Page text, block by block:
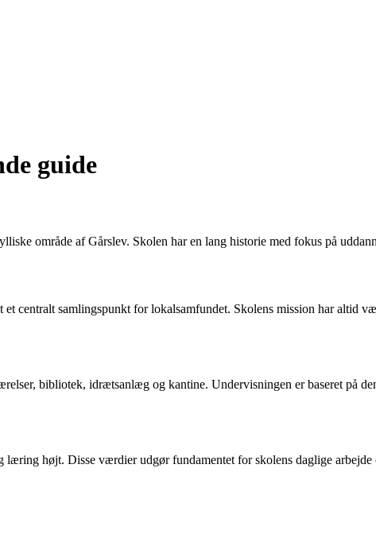
guide
område af Gårslev. Skolen har en lang historie med fokus på
centralt samlingspunkt for lokalsamfundet. Skolens mission har altid
bibliotek, idrætsanlæg og kantine. Undervisningen er baseret på
højt. Disse værdier udgør fundamentet for skolens daglige